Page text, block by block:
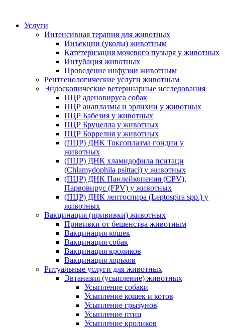
Услуги
Интенсивная терапия для животных
Инъекции (уколы) животным
Катетеризация мочевого пузыря у животных
Интубация животных
Проведение инфузии животным
Рентгенологические услуги животным
Эндоскопические ветеринарные исследования
ПЦР аденовируса собак
ПЦР анаплазмы и эрлихии у животных
ПЦР Бабезия у животных
ПЦР Бруцелла у животных
ПЦР Боррелия у животных
(ПЦР) ДНК Токсоплазма гондии у
животных
(ПЦР) ДНК хламидофила пситаци
(Chlamydophila psittaci) у животных
(ПЦР) ДНК Панлейкопения (CPV),
Парвовирус (FPV) у животных
(ПЦР) ДНК лептоспира (Leptospira spp.) у
животных
Вакцинация (прививки) животных
Прививки от бешенства животным
Вакцинация кошек
Вакцинация собак
Вакцинация кроликов
Вакцинация хорьков
Ритуальные услуги для животных
Эвтаназия (усыпление) животных
Усыпление собаки
Усыпление кошек и котов
Усыпление грызунов
Усыпление птиц
Усыпление кроликов